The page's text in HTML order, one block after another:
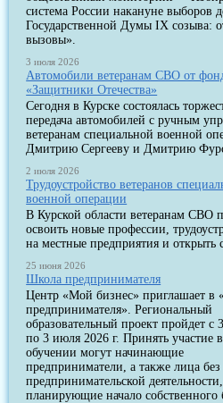
система России накануне выборов
Государственной Думы IX созыва:
вызовы».
3 июля 2026
Автомобили ветеранам СВО от
«Защитники Отечества»
Сегодня в Курске состоялась
передача автомобилей с ручным
ветеранам специальной военной
Дмитрию Сергееву и Дмитрию
2 июля 2026
Трудоустройство ветеранов
военной операции
В Курской области ветеранам СВО
освоить новые профессии,
на местные предприятия и открыть
25 июня 2026
Школа предпринимателя
Центр «Мой бизнес» приглашает в
предпринимателя». Региональный
образовательный проект пройдет с
по 3 июля 2026 г. Принять участие в
обучении могут начинающие
предприниматели, а также лица
предпринимательской
планирующие начало собственного